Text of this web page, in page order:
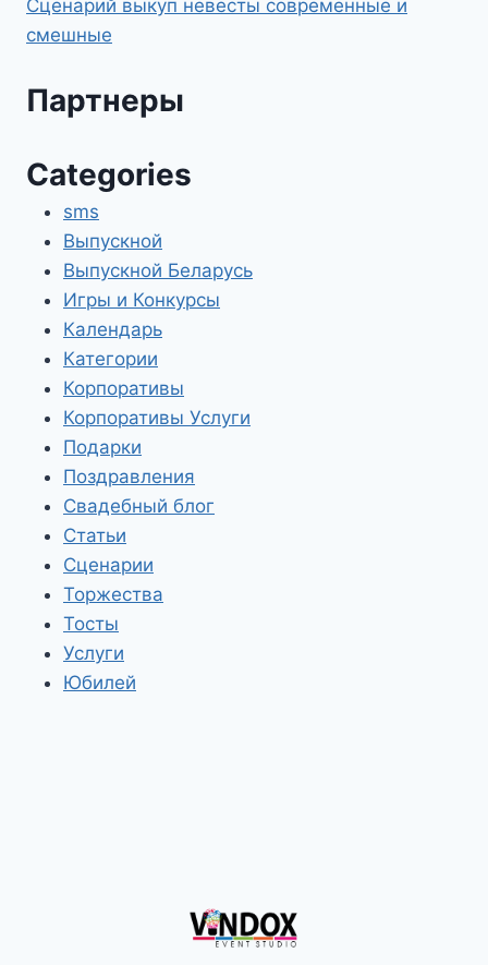
Сценарий выкуп невесты современные и
смешные
Партнеры
Categories
sms
Выпускной
Выпускной Беларусь
Игры и Конкурсы
Календарь
Категории
Корпоративы
Корпоративы Услуги
Подарки
Поздравления
Свадебный блог
Статьи
Сценарии
Торжества
Тосты
Услуги
Юбилей